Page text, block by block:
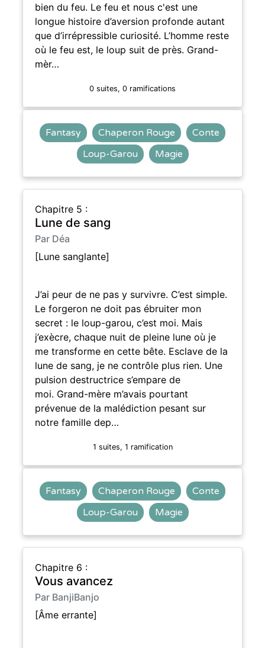
bien du feu. Le feu et nous c'est une
longue histoire d’aversion profonde autant
que d’irrépressible curiosité. L’homme reste
où le feu est, le loup suit de près. Grand-
mèr…
0 suites, 0 ramifications
Fantasy Chaperon Rouge
Conte
Loup-Garou
Magie
Chapitre 5 :
Lune de sang
Par Déa
[Lune sanglante]
J’ai peur de ne pas y survivre. C’est simple.
Le forgeron ne doit pas ébruiter mon
secret : le loup-garou, c’est moi. Mais
j’exècre, chaque nuit de pleine lune où je
me transforme en cette bête. Esclave de la
lune de sang, je ne contrôle plus rien. Une
pulsion destructrice s’empare de
moi. Grand-mère m’avais pourtant
prévenue de la malédiction pesant sur
notre famille dep…
1 suites, 1 ramification
Fantasy Chaperon Rouge
Conte
Loup-Garou
Magie
Chapitre 6 :
Vous avancez
Par BanjiBanjo
[Âme errante]